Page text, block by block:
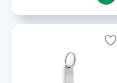
Брелок-открывалка
SPARKLING, серебристый
Артикул KO4070S1251